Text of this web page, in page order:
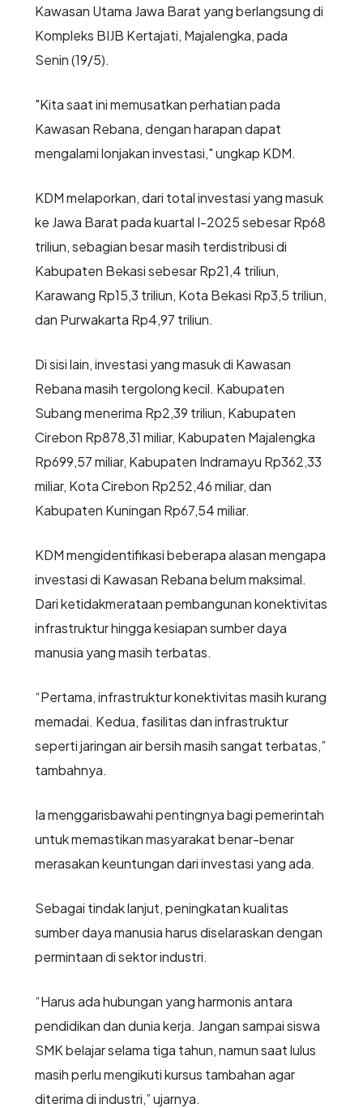
Kawasan Utama Jawa Barat yang berlangsung di
Kompleks BIJB Kertajati, Majalengka, pada
Senin (19/5).
"Kita saat ini memusatkan perhatian pada
Kawasan Rebana, dengan harapan dapat
mengalami lonjakan investasi," ungkap KDM.
KDM melaporkan, dari total investasi yang masuk
ke Jawa Barat pada kuartal I-2025 sebesar Rp68
triliun, sebagian besar masih terdistribusi di
Kabupaten Bekasi sebesar Rp21,4 triliun,
Karawang Rp15,3 triliun, Kota Bekasi Rp3,5 triliun,
dan Purwakarta Rp4,97 triliun.
Di sisi lain, investasi yang masuk di Kawasan
Rebana masih tergolong kecil. Kabupaten
Subang menerima Rp2,39 triliun, Kabupaten
Cirebon Rp878,31 miliar, Kabupaten Majalengka
Rp699,57 miliar, Kabupaten Indramayu Rp362,33
miliar, Kota Cirebon Rp252,46 miliar, dan
Kabupaten Kuningan Rp67,54 miliar.
KDM mengidentifikasi beberapa alasan mengapa
investasi di Kawasan Rebana belum maksimal.
Dari ketidakmerataan pembangunan konektivitas
infrastruktur hingga kesiapan sumber daya
manusia yang masih terbatas.
“Pertama, infrastruktur konektivitas masih kurang
memadai. Kedua, fasilitas dan infrastruktur
seperti jaringan air bersih masih sangat terbatas,”
tambahnya.
Ia menggarisbawahi pentingnya bagi pemerintah
untuk memastikan masyarakat benar-benar
merasakan keuntungan dari investasi yang ada.
Sebagai tindak lanjut, peningkatan kualitas
sumber daya manusia harus diselaraskan dengan
permintaan di sektor industri.
“Harus ada hubungan yang harmonis antara
pendidikan dan dunia kerja. Jangan sampai siswa
SMK belajar selama tiga tahun, namun saat lulus
masih perlu mengikuti kursus tambahan agar
diterima di industri,” ujarnya.